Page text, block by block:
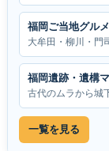
福岡ご当地グル
大牟田・柳川・門
福岡遺跡・遺構
古代のムラから城
一覧を見る